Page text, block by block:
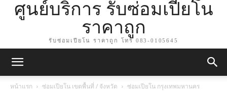
ศูนย์บริการ รับซ่อมเปียโน
ราคาถูก
รับซ่อมเปียโน ราคาถูก โทร 083-0105645
หน้าแรก ซ่อมเปียโน เขตพื้นที่ / จังหวัด ซ่อมเปียโน กรุงเทพมหานคร